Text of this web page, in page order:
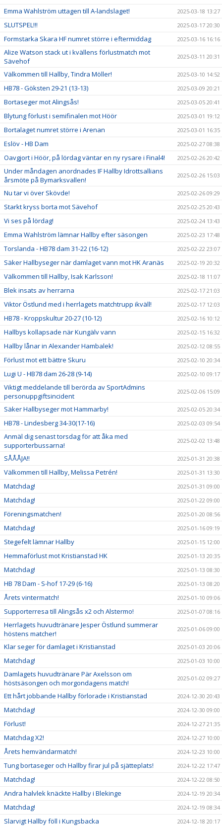
Emma Wahlström uttagen till A-landslaget! 2025-03-18 13:27
SLUTSPEL!!! 2025-03-17 20:30
Formstarka Skara HF numret större i eftermiddag 2025-03-16 16:16
Alize Watson stack ut i kvällens förlustmatch mot
Sävehof
2025-03-11 20:31
Välkommen till Hallby, Tindra Möller! 2025-03-10 14:52
HB78 - Göksten 29-21 (13-13) 2025-03-09 20:21
Bortaseger mot Alingsås! 2025-03-05 20:41
Blytung förlust i semifinalen mot Höör 2025-03-01 19:12
Bortalaget numret större i Arenan 2025-03-01 16:35
Eslöv - HB Dam 2025-02-27 08:38
Oavgjort i Höör, på lördag väntar en ny rysare i Final4! 2025-02-26 20:42
Under måndagen anordnades IF Hallby Idrottsallians
årsmöte på Bymarksvallen!
2025-02-26 15:03
Nu tar vi över Skövde! 2025-02-26 09:29
Starkt kryss borta mot Sävehof 2025-02-25 20:43
Vi ses på lördag! 2025-02-24 13:43
Emma Wahlström lämnar Hallby efter säsongen 2025-02-23 17:48
Torslanda - HB78 dam 31-22 (16-12) 2025-02-22 23:07
Säker Hallbyseger när damlaget vann mot HK Aranäs 2025-02-19 20:32
Välkommen till Hallby, Isak Karlsson! 2025-02-18 11:07
Blek insats av herrarna 2025-02-17 21:03
Viktor Östlund med i herrlagets matchtrupp ikväll! 2025-02-17 12:03
HB78 - Kroppskultur 20-27 (10-12) 2025-02-16 10:12
Hallbys kollapsade när Kungälv vann 2025-02-15 16:32
Hallby lånar in Alexander Hambalek! 2025-02-12 08:55
Förlust mot ett bättre Skuru 2025-02-10 20:34
Lugi U - HB78 dam 26-28 (9-14) 2025-02-10 09:17
Viktigt meddelande till berörda av SportAdmins
personuppgiftsincident
2025-02-06 15:09
Säker Hallbyseger mot Hammarby! 2025-02-05 20:34
HB78 - Lindesberg 34-30(17-16) 2025-02-03 09:54
Anmäl dig senast torsdag för att åka med
supporterbussarna!
2025-02-02 13:48
SÅÅÅJA!! 2025-01-31 20:38
Välkommen till Hallby, Melissa Petrén! 2025-01-31 13:30
Matchdag! 2025-01-31 09:00
Matchdag! 2025-01-22 09:00
Föreningsmatchen! 2025-01-20 08:56
Matchdag! 2025-01-16 09:19
Stegefelt lämnar Hallby 2025-01-15 12:00
Hemmaförlust mot Kristianstad HK 2025-01-13 20:35
Matchdag! 2025-01-13 08:30
HB 78 Dam - S-hof 17-29 (6-16) 2025-01-13 08:20
Årets vintermatch! 2025-01-10 09:06
Supporterresa till Alingsås x2 och Alstermo! 2025-01-07 08:16
Herrlagets huvudtränare Jesper Östlund summerar
höstens matcher!
2025-01-06 09:00
Klar seger för damlaget i Kristianstad 2025-01-03 20:06
Matchdag! 2025-01-03 10:00
Damlagets huvudtränare Pär Axelsson om
höstsäsongen och morgondagens match!
2025-01-02 09:27
Ett hårt jobbande Hallby förlorade i Kristianstad 2024-12-30 20:43
Matchdag! 2024-12-30 09:00
Förlust! 2024-12-27 21:35
Matchdag X2! 2024-12-27 10:00
Årets hemvändarmatch! 2024-12-23 10:00
Tung bortaseger och Hallby firar jul på sjätteplats! 2024-12-22 17:47
Matchdag! 2024-12-22 08:50
Andra halvlek knäckte Hallby i Blekinge 2024-12-19 20:34
Matchdag! 2024-12-19 08:34
Slarvigt Hallby föll i Kungsbacka 2024-12-18 20:17